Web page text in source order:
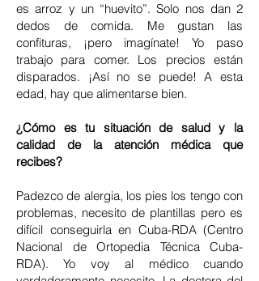
es arroz y un “huevito”. Solo nos dan 2
dedos de comida. Me gustan las
confituras, ¡pero imagínate! Yo paso
trabajo para comer. Los precios están
disparados. ¡Así no se puede! A esta
edad, hay que alimentarse bien.
¿Cómo es tu situación de salud y la
calidad de la atención médica que
recibes?
Padezco de alergia, los pies los tengo con
problemas, necesito de plantillas pero es
difícil conseguirla en Cuba-RDA (Centro
Nacional de Ortopedia Técnica Cuba-
RDA). Yo voy al médico cuando